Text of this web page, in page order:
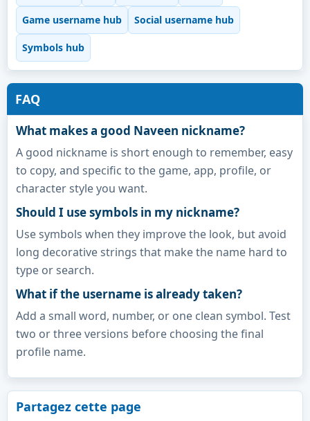
Game username hub Social username hub
Symbols hub
FAQ
What makes a good Naveen nickname?
A good nickname is short enough to remember, easy
to copy, and specific to the game, app, profile, or
character style you want.
Should I use symbols in my nickname?
Use symbols when they improve the look, but avoid
long decorative strings that make the name hard to
type or search.
What if the username is already taken?
Add a small word, number, or one clean symbol. Test
two or three versions before choosing the final
profile name.
Partagez cette page